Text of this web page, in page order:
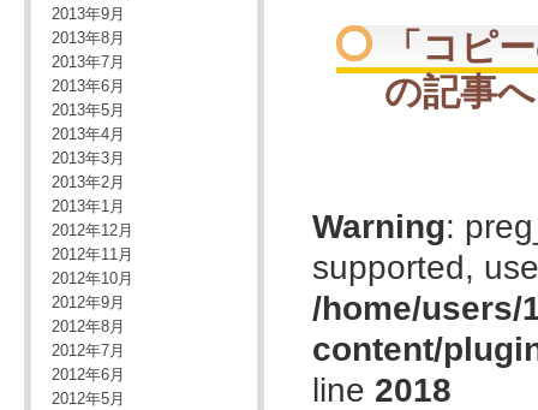
2013年9月
2013年8月
2013年7月
2013年6月
2013年5月
2013年4月
2013年3月
2013年2月
2013年1月
2012年12月
2012年11月
2012年10月
2012年9月
2012年8月
2012年7月
2012年6月
2012年5月
「 コピ
の記事へ
Warning:
supported,
/home/users/
content/
line 2018